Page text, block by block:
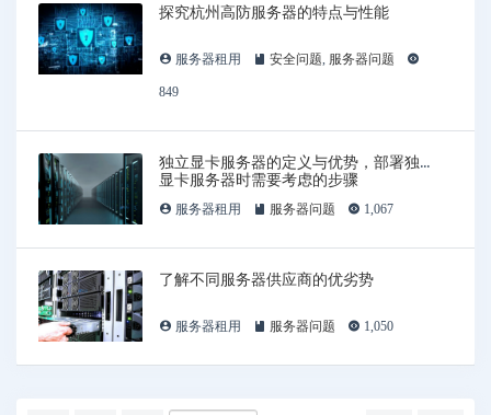
探究杭州高防服务器的特点与性能
服务器租用 安全问题, 服务器问题
849
独立显卡服务器的定义与优势，部署独立
显卡服务器时需要考虑的步骤
服务器租用 服务器问题 1,067
了解不同服务器供应商的优劣势
服务器租用 服务器问题 1,050